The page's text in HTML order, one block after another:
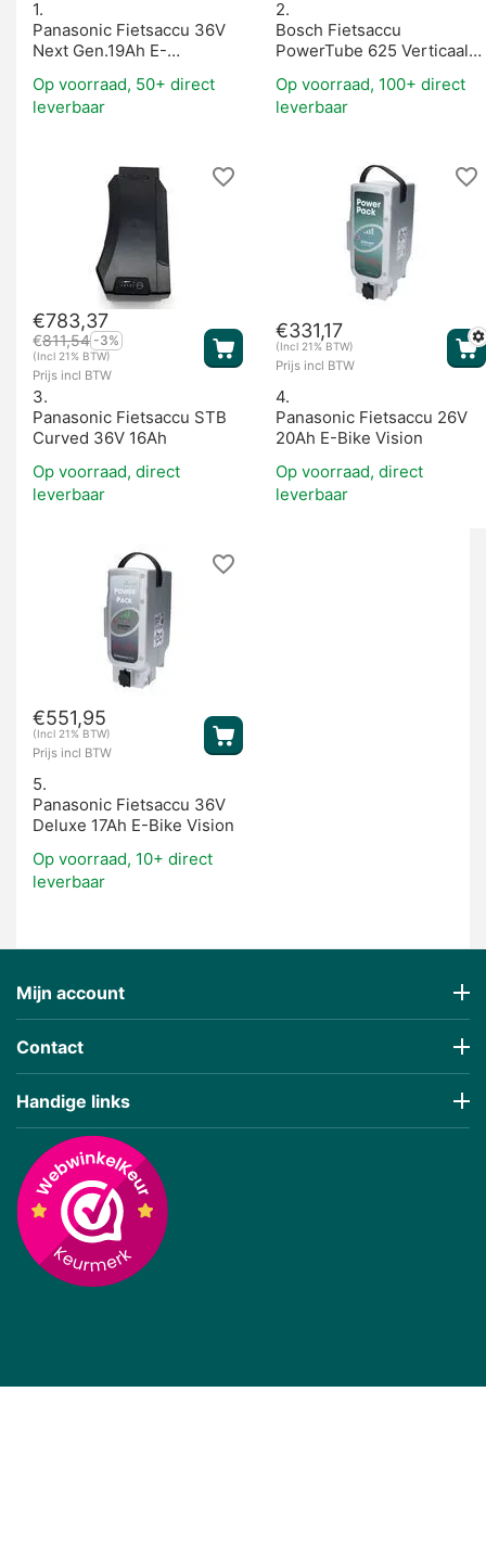
1.
Panasonic Fietsaccu 36V
Next Gen.19Ah E-
Op voorraad, 50+ direct
leverbaar
2.
Bosch Fietsaccu
PowerTube 625 Verticaal
Op voorraad, 100+ direct
leverbaar
€783,37
€811,54 -3%
(Incl 21% BTW)
Prijs incl BTW
3.
Panasonic Fietsaccu STB
Curved 36V 16Ah
Op voorraad, direct
leverbaar
€331,17
(Incl 21% BTW)
Prijs incl BTW
4.
Panasonic Fietsaccu 26V
20Ah E-Bike Vision
Op voorraad, direct
leverbaar
€551,95
(Incl 21% BTW)
Prijs incl BTW
5.
Panasonic Fietsaccu 36V
Deluxe 17Ah E-Bike Vision
Op voorraad, 10+ direct
leverbaar
Mijn account
Contact
Handige links